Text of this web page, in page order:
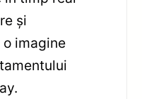
și
imagine